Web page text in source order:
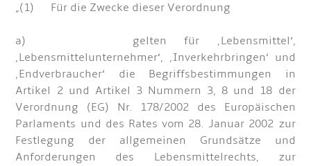
„(1) Für die Zwecke dieser Verordnung
a) gelten für ‚Lebensmittel‘,
‚Lebensmittelunternehmer‘, ‚Inverkehrbringen‘ und
‚Endverbraucher‘ die Begriffsbestimmungen in
Artikel 2 und Artikel 3 Nummern 3, 8 und 18 der
Verordnung (EG) Nr. 178/2002 des Europäischen
Parlaments und des Rates vom 28. Januar 2002 zur
Festlegung der allgemeinen Grundsätze und
Anforderungen des Lebensmittelrechts, zur